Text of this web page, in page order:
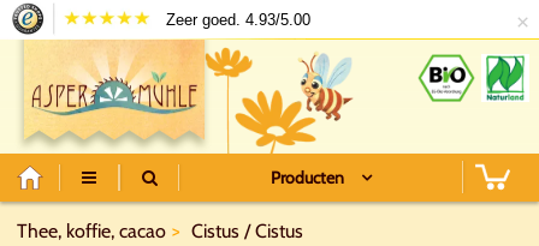
Zeer goed. 4.93/5.00 ×
Producten
Thee, koffie, cacao Cistus / Cistus